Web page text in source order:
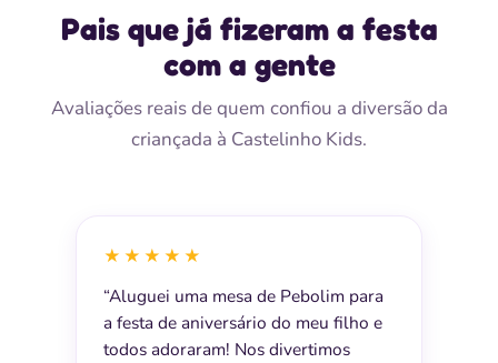
Pais que já fizeram a festa
com a gente
Avaliações reais de quem confiou a diversão da
criançada à Castelinho Kids.
★★★★★
“Aluguei uma mesa de Pebolim para
a festa de aniversário do meu filho e
todos adoraram! Nos divertimos